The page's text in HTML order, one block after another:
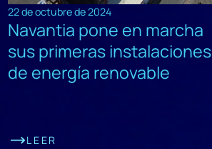
22 de octubre de 2024
Navantia pone en marcha
sus primeras instalaciones
de energía renovable
LEER